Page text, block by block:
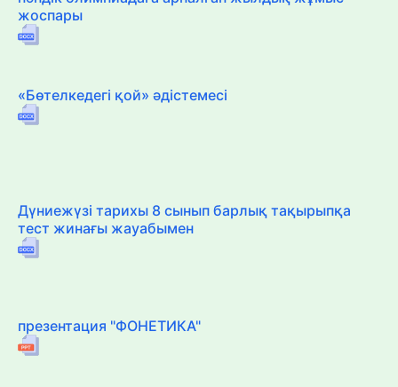
жоспары
«Бөтелкедегі қой» әдістемесі
Дүниежүзі тарихы 8 сынып барлық тақырыпқа
тест жинағы жауабымен
презентация "ФОНЕТИКА"